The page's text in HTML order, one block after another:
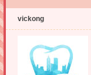
vickong